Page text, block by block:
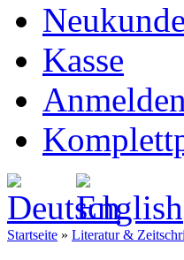
Kasse
Anmelden
Startseite » Literatur &